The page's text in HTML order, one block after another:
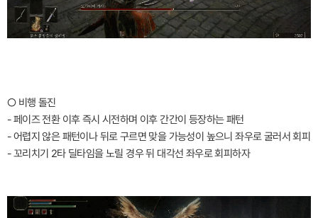
○ 비행 돌진
- 페이즈 전환 이후 즉시 시전하며 이후 간간이 등장하는 패턴
- 어렵지 않은 패턴이나 뒤로 구르면 맞을 가능성이 높으니 좌우로 굴러서 회피
- 꼬리치기 2타 딜타임을 노릴 경우 뒤 대각선 좌우로 회피하자